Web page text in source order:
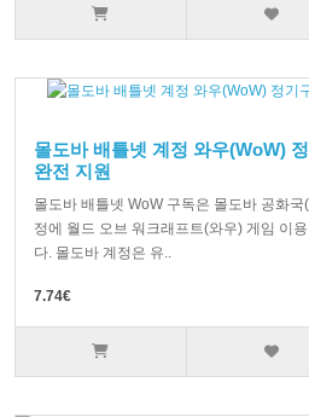
몰도바 배틀넷 계정 와우(WoW)
완전 지원
몰도바 배틀넷 WoW 구독은 몰도바 공화
정에 월드 오브 워크래프트(와우) 게임 이
다. 몰도바 계정은 유..
7.74€